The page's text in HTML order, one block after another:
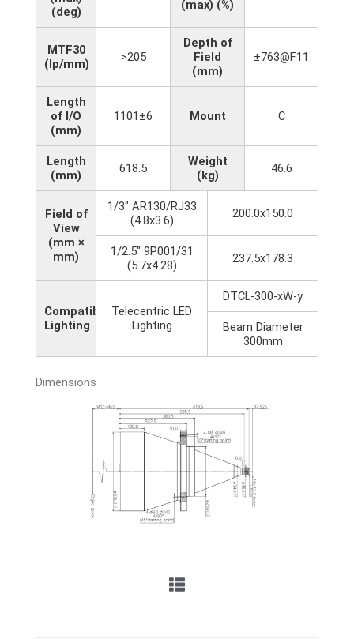
(deg)
(max) (%)
MTF30
(lp/mm)
>205
Depth of
Field
(mm)
±763@F11
Length
of I/O
(mm)
1101±6 Mount C
Length
(mm)
618.5
Weight
(kg)
46.6
Field of
View
(mm ×
mm)
1/3" AR130/RJ33
(4.8x3.6)
200.0x150.0
1/2.5" 9P001/31
(5.7x4.28)
237.5x178.3
Compatible
Lighting
Telecentric LED
Lighting
DTCL-300-xW-y
Beam Diameter
300mm
Dimensions